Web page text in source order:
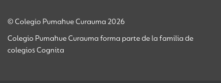
© Colegio Pumahue Curauma 2026
Colegio Pumahue Curauma forma parte de la familia de
colegios Cognita